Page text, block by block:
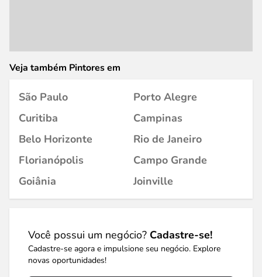
Veja também Pintores em
São Paulo
Porto Alegre
Curitiba
Campinas
Belo Horizonte
Rio de Janeiro
Florianópolis
Campo Grande
Goiânia
Joinville
Você possui um negócio? Cadastre-se!
Cadastre-se agora e impulsione seu negócio. Explore
novas oportunidades!